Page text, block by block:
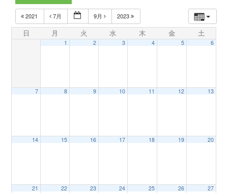
t
i
2021 7月 9月 2023
日 月 火 水 木 金 土
1 2 3 4 5 6
7 8 9 10 11 12 13
14 15 16 17 18 19 20
21 22 23 24 25 26 27